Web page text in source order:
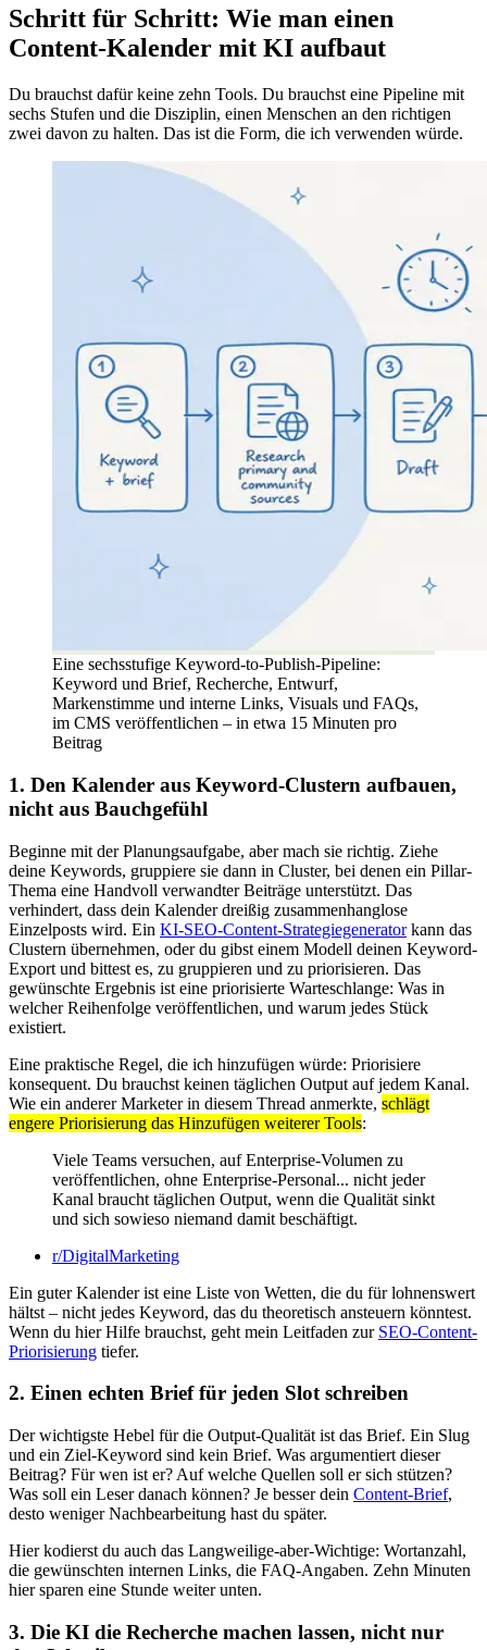
Schritt für Schritt: Wie man einen
Content-Kalender mit KI aufbaut
Du brauchst dafür keine zehn Tools. Du brauchst eine Pipeline mit
sechs Stufen und die Disziplin, einen Menschen an den richtigen
zwei davon zu halten. Das ist die Form, die ich verwenden würde.
Eine sechsstufige Keyword-to-Publish-Pipeline:
Keyword und Brief, Recherche, Entwurf,
Markenstimme und interne Links, Visuals und FAQs,
im CMS veröffentlichen – in etwa 15 Minuten pro
Beitrag
1. Den Kalender aus Keyword-Clustern aufbauen,
nicht aus Bauchgefühl
Beginne mit der Planungsaufgabe, aber mach sie richtig. Ziehe
deine Keywords, gruppiere sie dann in Cluster, bei denen ein Pillar-
Thema eine Handvoll verwandter Beiträge unterstützt. Das
verhindert, dass dein Kalender dreißig zusammenhanglose
Einzelposts wird. Ein KI-SEO-Content-Strategiegeneratorkann das
Clustern übernehmen, oder du gibst einem Modell deinen Keyword-
Export und bittest es, zu gruppieren und zu priorisieren. Das
gewünschte Ergebnis ist eine priorisierte Warteschlange: Was in
welcher Reihenfolge veröffentlichen, und warum jedes Stück
existiert.
Eine praktische Regel, die ich hinzufügen würde: Priorisiere
konsequent. Du brauchst keinen täglichen Output auf jedem Kanal.
Wie ein anderer Marketer in diesem Thread anmerkte, schlägt
engere Priorisierung das Hinzufügen weiterer Tools:
Viele Teams versuchen, auf Enterprise-Volumen zu
veröffentlichen, ohne Enterprise-Personal... nicht jeder
Kanal braucht täglichen Output, wenn die Qualität sinkt
und sich sowieso niemand damit beschäftigt.
r/DigitalMarketing
Ein guter Kalender ist eine Liste von Wetten, die du für lohnenswert
hältst – nicht jedes Keyword, das du theoretisch ansteuern könntest.
Wenn du hier Hilfe brauchst, geht mein Leitfaden zur SEO-Content-
Priorisierung tiefer.
2. Einen echten Brief für jeden Slot schreiben
Der wichtigste Hebel für die Output-Qualität ist das Brief. Ein Slug
und ein Ziel-Keyword sind kein Brief. Was argumentiert dieser
Beitrag? Für wen ist er? Auf welche Quellen soll er sich stützen?
Was soll ein Leser danach können? Je besser dein Content-Brief,
desto weniger Nachbearbeitung hast du später.
Hier kodierst du auch das Langweilige-aber-Wichtige: Wortanzahl,
die gewünschten internen Links, die FAQ-Angaben. Zehn Minuten
hier sparen eine Stunde weiter unten.
3. Die KI die Recherche machen lassen, nicht nur